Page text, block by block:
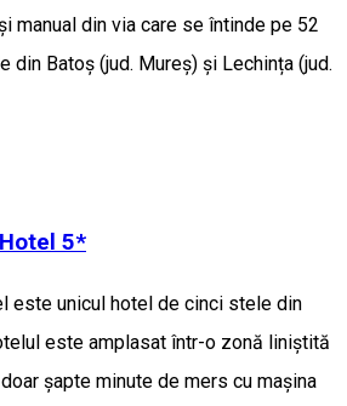
manual din via care se întinde pe 52
din Batoș (jud. Mureș) și Lechința (jud.
5*
este unicul hotel de cinci stele din
este amplasat într-o zonă liniștită
șapte minute de mers cu mașina